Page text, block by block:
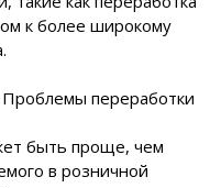
к более широкому
переработки
быть проще, чем
в розничной